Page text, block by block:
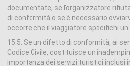
documentate; se l’organizzatore
di conformità o se è necessario
occorre che il viaggiatore specifichi un
15.5. Se un difetto di conformità, ai
Codice Civile, costituisce un
importanza dei servizi turistici inclusi